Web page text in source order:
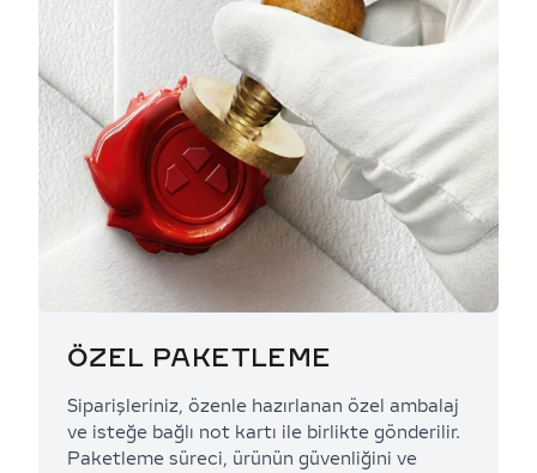
ÖZEL PAKETLEME
Siparişleriniz, özenle hazırlanan özel ambalaj
ve isteğe bağlı not kartı ile birlikte gönderilir.
Paketleme süreci, ürünün güvenliğini ve